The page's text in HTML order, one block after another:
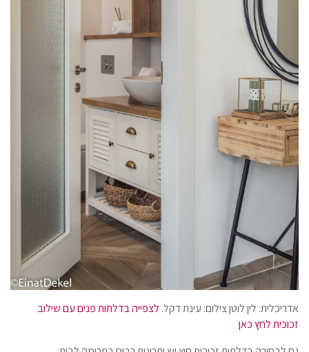
אדריכלית: לין לוטן צילום: עינת דקל. לצפייה בדלתות פנים עם שילוב
זכוכית לחץ כאן